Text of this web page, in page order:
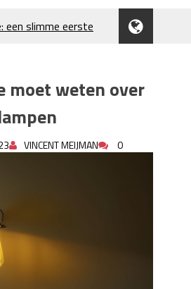
een slimme eerste
behalve duur
bij aan je
voor lekkages en
Moderne Projecten
passen bij
moet weten over
VINCENT MEIJMAN 0